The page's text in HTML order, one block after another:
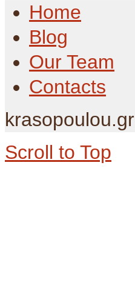
Home
Blog
Our Team
Contacts
krasopoulou.gr
Scroll to Top